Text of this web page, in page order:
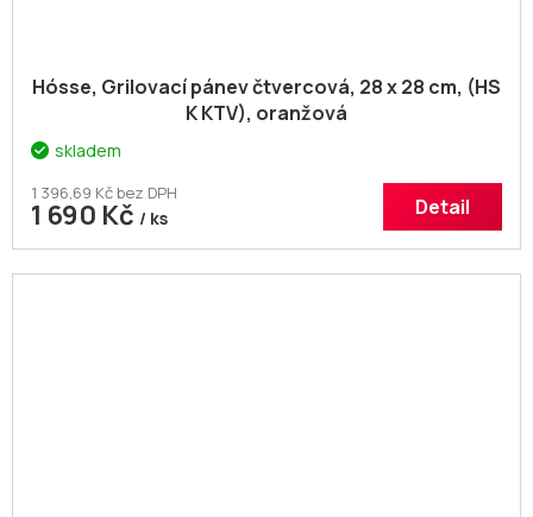
Hósse, Grilovací pánev čtvercová, 28 x 28 cm, (HS
K KTV), oranžová
skladem
1 396,69 Kč bez DPH
1 690 Kč / ks Detail